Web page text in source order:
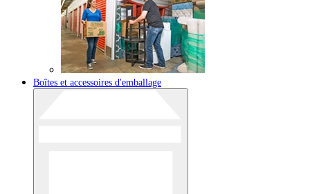
Boîtes et accessoires d'emballage